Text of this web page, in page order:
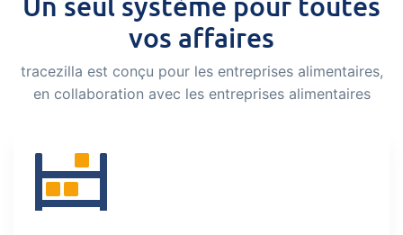
Nous facilitons la gestion d'une
entreprise alimentaire certifiée et
durable
Vous permet de gérer les tâches et les
contrôles automatiques. Collaborez
vos affaires
tracezilla est conçu pour les entreprises alimentaires,
en collaboration avec les entreprises alimentaires